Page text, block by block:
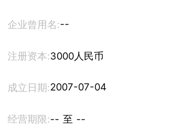
企业曾用名:--
注册资本:3000人民币
成立日期:2007-07-04
经营期限: -- 至 --